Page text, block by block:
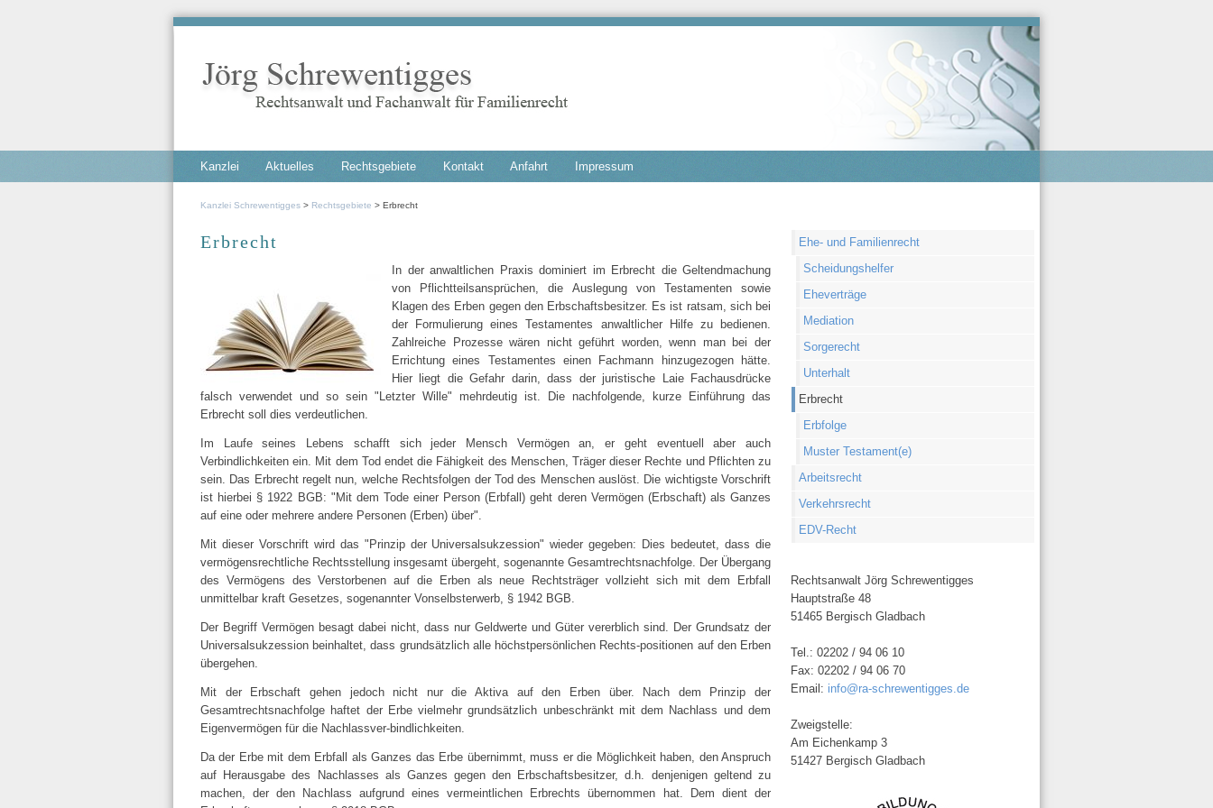
Navigation
Kanzlei Aktuelles Rechtsgebiete Kontakt Anfahrt Impressum
Kanzlei Schrewentigges Rechtsgebiete Erbrecht
Erbrecht
In der anwaltlichen Praxis dominiert im Erbrecht die Geltendmachung
von Pflichtteilsansprüchen, die Auslegung von Testamenten sowie
Klagen des Erben gegen den Erbschaftsbesitzer. Es ist ratsam, sich bei
der Formulierung eines Testamentes anwaltlicher Hilfe zu bedienen.
Zahlreiche Prozesse wären nicht geführt worden, wenn man bei der
Errichtung eines Testamentes einen Fachmann hinzugezogen hätte.
Hier liegt die Gefahr darin, dass der juristische Laie Fachausdrücke
falsch verwendet und so sein "Letzter Wille" mehrdeutig ist. Die nachfolgende, kurze Einführung das
Erbrecht soll dies verdeutlichen.
Im Laufe seines Lebens schafft sich jeder Mensch Vermögen an, er geht eventuell aber auch
Verbindlichkeiten ein. Mit dem Tod endet die Fähigkeit des Menschen, Träger dieser Rechte und Pflichten zu
sein. Das Erbrecht regelt nun, welche Rechtsfolgen der Tod des Menschen auslöst. Die wichtigste Vorschrift
ist hierbei § 1922 BGB: "Mit dem Tode einer Person (Erbfall) geht deren Vermögen (Erbschaft) als Ganzes
auf eine oder mehrere andere Personen (Erben) über".
Mit dieser Vorschrift wird das "Prinzip der Universalsukzession" wieder gegeben: Dies bedeutet, dass die
vermögensrechtliche Rechtsstellung insgesamt übergeht, sogenannte Gesamtrechtsnachfolge. Der Übergang
des Vermögens des Verstorbenen auf die Erben als neue Rechtsträger vollzieht sich mit dem Erbfall
unmittelbar kraft Gesetzes, sogenannter Vonselbsterwerb, § 1942 BGB.
Der Begriff Vermögen besagt dabei nicht, dass nur Geldwerte und Güter vererblich sind. Der Grundsatz der
Universalsukzession beinhaltet, dass grundsätzlich alle höchstpersönlichen Rechts-positionen auf den Erben
übergehen.
Mit der Erbschaft gehen jedoch nicht nur die Aktiva auf den Erben über. Nach dem Prinzip der
Gesamtrechtsnachfolge haftet der Erbe vielmehr grundsätzlich unbeschränkt mit dem Nachlass und dem
Eigenvermögen für die Nachlassver-bindlichkeiten.
Da der Erbe mit dem Erbfall als Ganzes das Erbe übernimmt, muss er die Möglichkeit haben, den Anspruch
auf Herausgabe des Nachlasses als Ganzes gegen den Erbschaftsbesitzer, d.h. denjenigen geltend zu
machen, der den Nachlass aufgrund eines vermeintlichen Erbrechts übernommen hat. Dem dient der
Navigation
Ehe- und Familienrecht
Scheidungshelfer
Eheverträge
Mediation
Sorgerecht
Unterhalt
Erbrecht
Erbfolge
Muster Testament(e)
Arbeitsrecht
Verkehrsrecht
EDV-Recht
Rechtsanwalt Jörg Schrewentigges
Hauptstraße 48
51465 Bergisch Gladbach
Tel.: 02202 / 94 06 10
Fax: 02202 / 94 06 70
Email: info@ra-schrewentigges.de
Zweigstelle:
Am Eichenkamp 3
51427 Bergisch Gladbach